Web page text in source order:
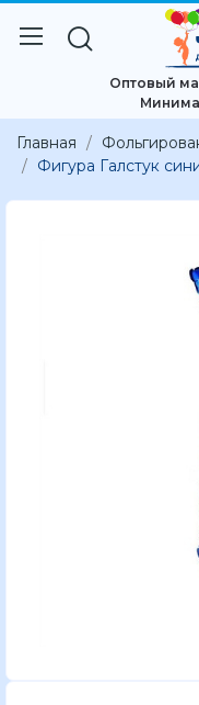
Оптовый
Главная
Фигура Галстук